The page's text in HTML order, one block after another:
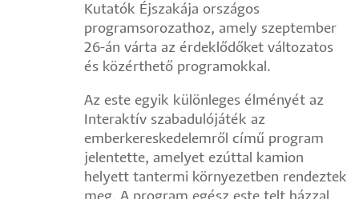
Kutatók Éjszakája országos
programsorozathoz, amely szeptember
26-án várta az érdeklődőket változatos
és közérthető programokkal.
Az este egyik különleges élményét az
Interaktív szabadulójáték az
emberkereskedelemről című program
jelentette, amelyet ezúttal kamion
helyett tantermi környezetben rendeztek